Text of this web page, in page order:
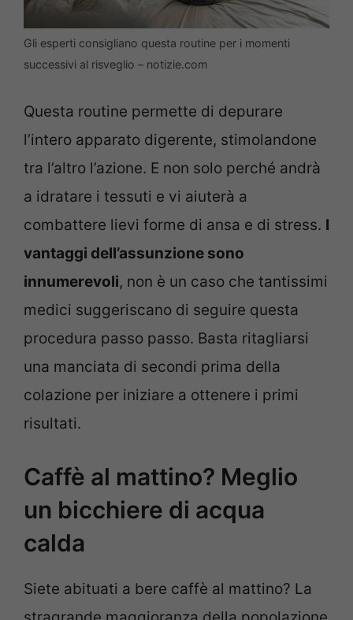
Gli esperti consigliano questa routine per i momenti
successivi al risveglio – notizie.com
Questa routine permette di depurare
l’intero apparato digerente, stimolandone
tra l’altro l’azione. E non solo perché andrà
a idratare i tessuti e vi aiuterà a
combattere lievi forme di ansa e di stress. I
vantaggi dell’assunzione sono
innumerevoli, non è un caso che tantissimi
medici suggeriscano di seguire questa
procedura passo passo. Basta ritagliarsi
una manciata di secondi prima della
colazione per iniziare a ottenere i primi
risultati.
Caffè al mattino? Meglio
un bicchiere di acqua
calda
Siete abituati a bere caffè al mattino? La